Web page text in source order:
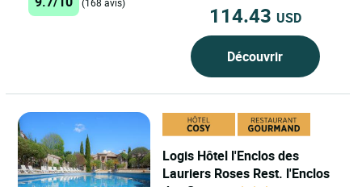
chambres...114.43 USD
Découvrir
Logis Hôtel l'Enclos des
Lauriers Roses Rest. l'Enclos